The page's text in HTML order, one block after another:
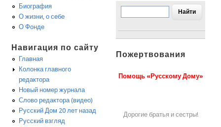
Биография
О жизни, о себе
О Фонде
Навигация по сайту
Главная
Колонка главного
редактора
Новый номер журнала
Слово редактора (видео)
Русский Дом 20 лет назад
Русский взгляд
Пожертвования
Помощь «Русскому Дому»
Дорогие братья и сестры!